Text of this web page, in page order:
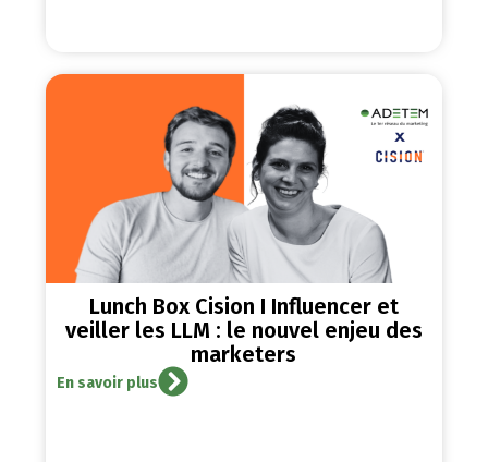
Lunch Box Cision I Influencer et
veiller les LLM : le nouvel enjeu des
marketers
En savoir plus